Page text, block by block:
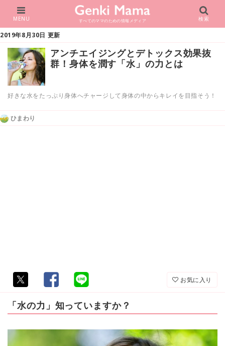
すべてのママのための情報メディア
MENU 検索
2019年8月30日 更新
アンチエイジングとデトックス効果抜
群！身体を潤す「水」の力とは
好きな水をたっぷり身体へチャージして身体の中からキレイを目指そう！
ひまわり
お気に入り
「水の力」知っていますか？